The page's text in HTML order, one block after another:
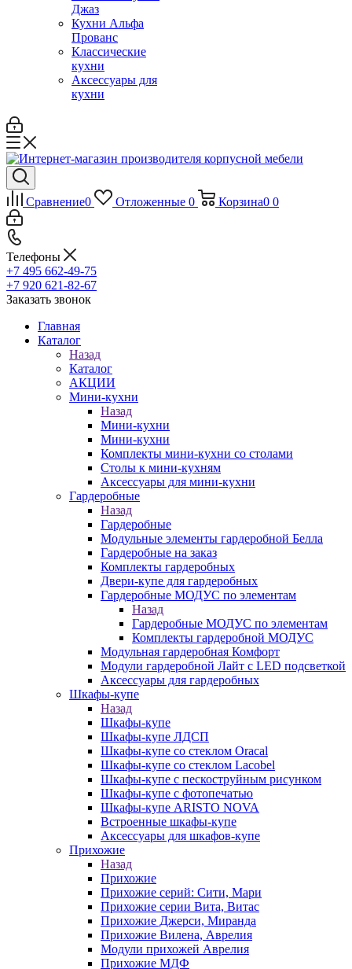
Джаз
Кухни Альфа
Прованс
Классические
кухни
Аксессуары для
кухни
Сравнение0 Отложенные 0 Корзина0 0
Телефоны
+7 495 662-49-75
+7 920 621-82-67
Заказать звонок
Главная
Каталог
Назад
Каталог
АКЦИИ
Мини-кухни
Назад
Мини-кухни
Мини-кухни
Комплекты мини-кухни со столами
Столы к мини-кухням
Аксессуары для мини-кухни
Гардеробные
Назад
Гардеробные
Модульные элементы гардеробной Белла
Гардеробные на заказ
Комплекты гардеробных
Двери-купе для гардеробных
Гардеробные МОДУС по элементам
Назад
Гардеробные МОДУС по элементам
Комплекты гардеробной МОДУС
Модульная гардеробная Комфорт
Модули гардеробной Лайт с LED подсветкой
Аксессуары для гардеробных
Шкафы-купе
Назад
Шкафы-купе
Шкафы-купе ЛДСП
Шкафы-купе со стеклом Oracal
Шкафы-купе со стеклом Lacobel
Шкафы-купе с пескоструйным рисунком
Шкафы-купе с фотопечатью
Шкафы-купе ARISTO NOVA
Встроенные шкафы-купе
Аксессуары для шкафов-купе
Прихожие
Назад
Прихожие
Прихожие серий: Сити, Мари
Прихожие серии Вита, Витас
Прихожие Джерси, Миранда
Прихожие Вилена, Аврелия
Модули прихожей Аврелия
Прихожие МДФ